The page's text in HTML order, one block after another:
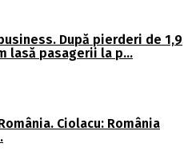
După pierderi de 1,9
lasă pasagerii la p…
Ciolacu: România